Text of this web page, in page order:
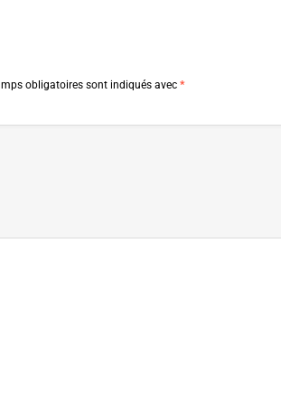
obligatoires sont indiqués avec *